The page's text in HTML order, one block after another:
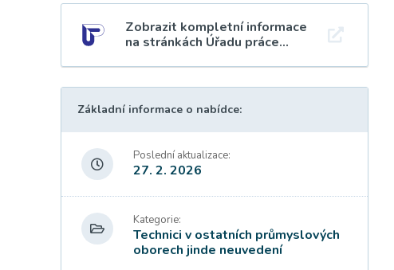
Zobrazit kompletní informace
na stránkách Úřadu práce...
Základní informace o nabídce:
Poslední aktualizace:
27. 2. 2026
Kategorie:
Technici v ostatních průmyslových
oborech jinde neuvedení